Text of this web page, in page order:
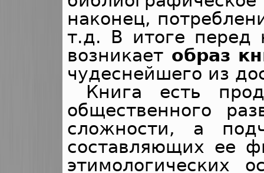
наконец,
т.д. В итоге перед
возникает образ
чудеснейшего из
Книга есть
общественного
сложности, а
составляющих ее
этимологических